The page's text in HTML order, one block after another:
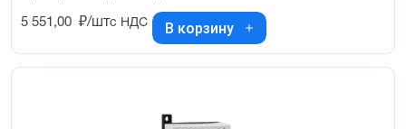
5 551,00 ₽/штс НДС В корзину